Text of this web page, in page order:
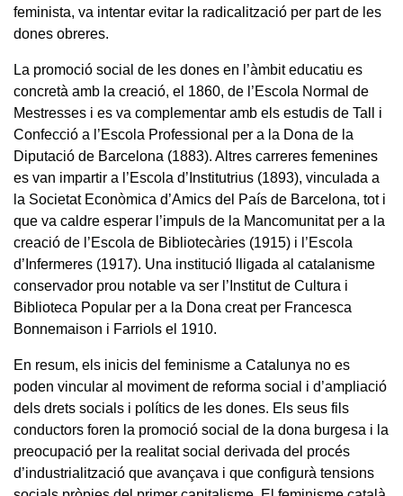
feminista, va intentar evitar la radicalització per part de les
dones obreres.
La promoció social de les dones en l’àmbit educatiu es
concretà amb la creació, el 1860, de l’Escola Normal de
Mestresses i es va complementar amb els estudis de Tall i
Confecció a l’Escola Professional per a la Dona de la
Diputació de Barcelona (1883). Altres carreres femenines
es van impartir a l’Escola d’Institutrius (1893), vinculada a
la Societat Econòmica d’Amics del País de Barcelona, tot i
que va caldre esperar l’impuls de la Mancomunitat per a la
creació de l’Escola de Bibliotecàries (1915) i l’Escola
d’Infermeres (1917). Una institució lligada al catalanisme
conservador prou notable va ser l’Institut de Cultura i
Biblioteca Popular per a la Dona creat per Francesca
Bonnemaison i Farriols el 1910.
En resum, els inicis del feminisme a Catalunya no es
poden vincular al moviment de reforma social i d’ampliació
dels drets socials i polítics de les dones. Els seus fils
conductors foren la promoció social de la dona burgesa i la
preocupació per la realitat social derivada del procés
d’industrialització que avançava i que configurà tensions